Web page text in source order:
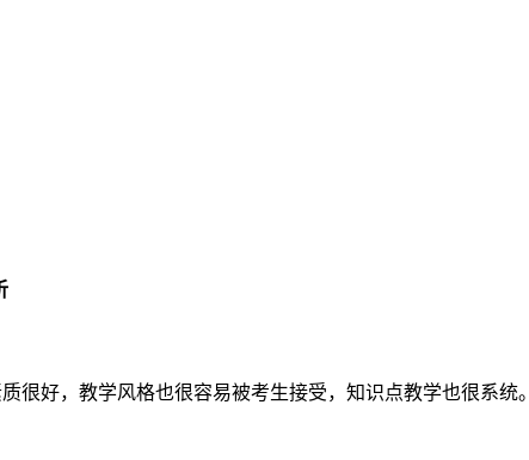
很好，教学风格也很容易被考生接受，知识点教学也很系统。